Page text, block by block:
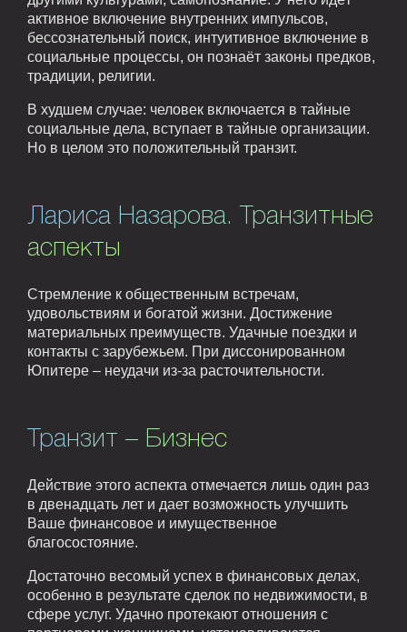
активное включение внутренних импульсов,
бессознательный поиск, интуитивное включение в
социальные процессы, он познаёт законы предков,
традиции, религии.
В худшем случае: человек включается в тайные
социальные дела, вступает в тайные организации.
Но в целом это положительный транзит.
Лариса Назарова. Транзитные
аспекты
Стремление к общественным встречам,
удовольствиям и богатой жизни. Достижение
материальных преимуществ. Удачные поездки и
контакты с зарубежьем. При диссонированном
Юпитере – неудачи из-за расточительности.
Транзит – Бизнес
Действие этого аспекта отмечается лишь один раз
в двенадцать лет и дает возможность улучшить
Ваше финансовое и имущественное
благосостояние.
Достаточно весомый успех в финансовых делах,
особенно в результате сделок по недвижимости, в
сфере услуг. Удачно протекают отношения с